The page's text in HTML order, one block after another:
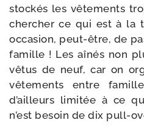
sto­ckés les vête­ments
cher­cher ce qui est à la
occa­sion, peut-​être, de
famille ! Les aînés non
vêtus de neuf, car on
vête­ments entre
d’ailleurs limi­tée à ce
n’est besoin de dix pull-